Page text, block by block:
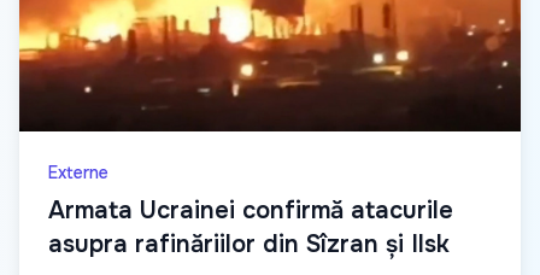
Externe
Armata Ucrainei confirmă atacurile
asupra rafinăriilor din Sîzran și Ilsk